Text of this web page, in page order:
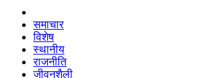
समाचार
विशेष
स्थानीय
राजनीति
जीवनशैली